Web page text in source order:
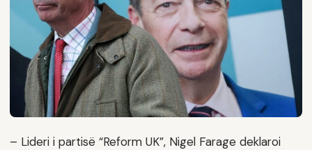
– Lideri i partisë “Reform UK”, Nigel Farage deklaroi